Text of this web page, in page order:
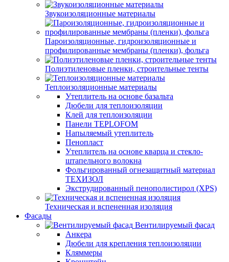
Звукоизоляционные материалы
Пароизоляционные, гидроизоляционные и
профилированные мембраны (пленки), фольга
Полиэтиленовые пленки, строительные тенты
Теплоизоляционные материалы
Утеплитель на основе базальта
Дюбели для теплоизоляции
Клей для теплоизоляции
Панели TEPLOFOM
Напыляемый утеплитель
Пенопласт
Утеплитель на основе кварца и стекло-
штапельного волокна
Фольгированный огнезащитный материал
ТЕХИЗОЛ
Экструдированный пенополистирол (XPS)
Техническая и вспененная изоляция
Фасады
Вентилируемый фасад
Анкера
Дюбели для крепления теплоизоляции
Кляммеры